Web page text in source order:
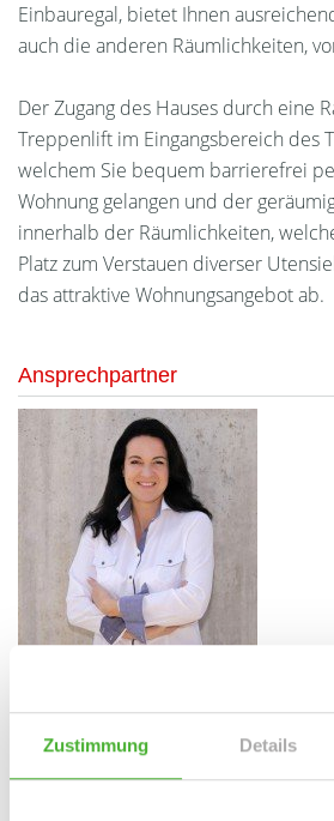
Zustimmung Details
Einbauregal, bietet Ihnen
auch die anderen Räumlichkeiten,
Der Zugang des Hauses durch eine
Treppenlift im Eingangsbereich des
welchem Sie bequem barrierefrei
Wohnung gelangen und der
innerhalb der Räumlichkeiten,
Platz zum Verstauen diverser
das attraktive Wohnungsangebot ab.
Ansprechpartner
Telefon: 004934298549070
Telefax: 004934298549075
Mobil: 004915254250755